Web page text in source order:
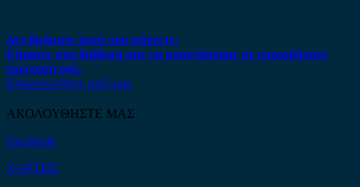
Δεν βρήκατε αυτό που ψάχνετε;
Είμαστε στη διάθεση σας να απαντήσουμε σε οποιαδήποτε
ερώτηση σας.
Επικοινωνήστε μαζί μας
ΑΚΟΛΟΥΘΗΣΤΕ ΜΑΣ
Facebook
ΧΑΡΤΗΣ